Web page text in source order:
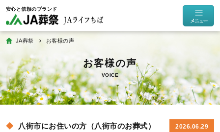
JA葬祭 お客様の声
VOICE
八街市にお住いの方（八街市のお葬式） 2026.06.29